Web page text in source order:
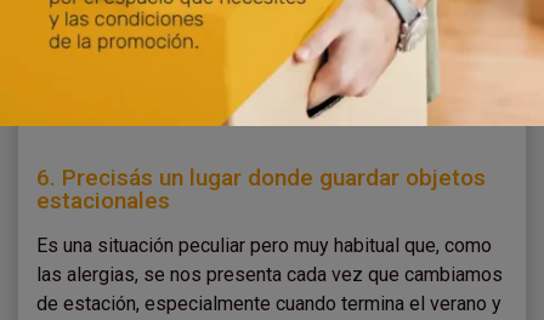
Exacto. Alquilar un depósito de autoalmacenaje en
donde poner todas esas cosas que tanto espacio
están ocupando en el cuarto de invitados.
6. Precisás un lugar donde guardar objetos
estacionales
Es una situación peculiar pero muy habitual que, como
las alergias, se nos presenta cada vez que cambiamos
de estación, especialmente cuando termina el verano y